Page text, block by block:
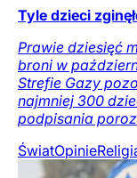
Tyle dzieci
Prawie dziesięć
broni w
Strefie Gazy
najmniej 300
podpisania
ŚwiatOpinie